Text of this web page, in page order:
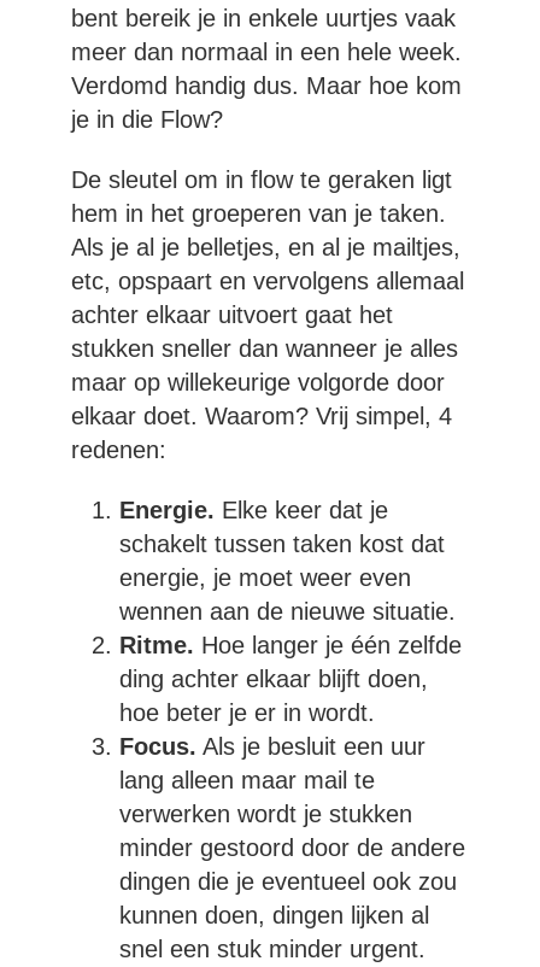
bent bereik je in enkele uurtjes vaak
meer dan normaal in een hele week.
Verdomd handig dus. Maar hoe kom
je in die Flow?
De sleutel om in flow te geraken ligt
hem in het groeperen van je taken.
Als je al je belletjes, en al je mailtjes,
etc, opspaart en vervolgens allemaal
achter elkaar uitvoert gaat het
stukken sneller dan wanneer je alles
maar op willekeurige volgorde door
elkaar doet. Waarom? Vrij simpel, 4
redenen:
Energie. Elke keer dat je
schakelt tussen taken kost dat
energie, je moet weer even
wennen aan de nieuwe situatie.
Ritme. Hoe langer je één zelfde
ding achter elkaar blijft doen,
hoe beter je er in wordt.
Focus. Als je besluit een uur
lang alleen maar mail te
verwerken wordt je stukken
minder gestoord door de andere
dingen die je eventueel ook zou
kunnen doen, dingen lijken al
snel een stuk minder urgent.